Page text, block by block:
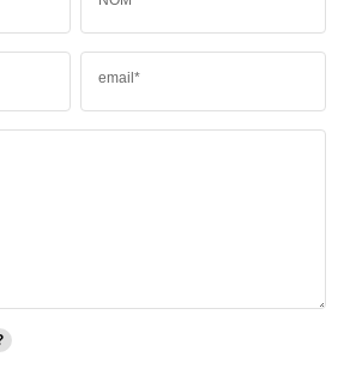
email*